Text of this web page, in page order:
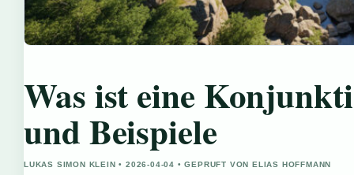
Was ist eine
und Beispiele
LUKAS SIMON KLEIN • 2026-04-04 • GEPRUFT VON ELIAS HOFFMANN